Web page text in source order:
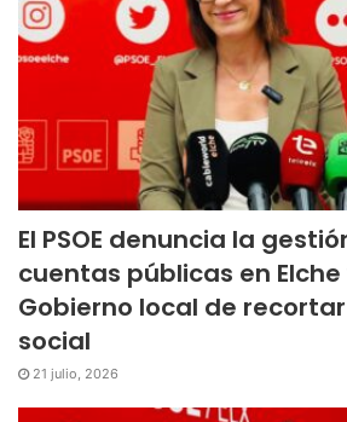
El PSOE denuncia la
cuentas públicas en
Gobierno local de
social
21 julio, 2026